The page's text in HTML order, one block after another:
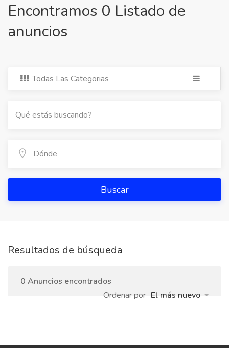
Encontramos 0 Listado de
anuncios
Todas Las Categorias
Buscar
Resultados de búsqueda
0 Anuncios encontrados
Ordenar por El más nuevo